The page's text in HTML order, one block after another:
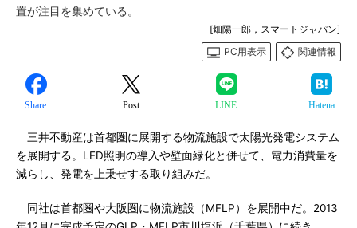
置が注目を集めている。
[畑陽一郎，スマートジャパン]
PC用表示
関連情報
Share Post LINE Hatena
三井不動産は首都圏に展開する物流施設で太陽光発電システム
を展開する。LED照明の導入や壁面緑化と併せて、電力消費量を
減らし、発電を上乗せする取り組みだ。
同社は首都圏や大阪圏に物流施設（MFLP）を展開中だ。2013